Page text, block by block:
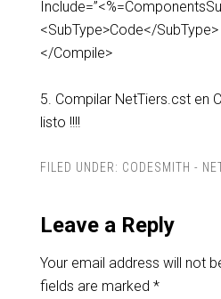
<SubType>Code</SubType>
</Compile>
5. Compilar NetTiers.cst en
listo !!!!
FILED UNDER: CODESMITH -
Leave a Reply
Your email address will not
fields are marked *